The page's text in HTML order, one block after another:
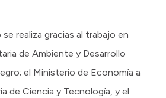
realiza gracias al trabajo en
de Ambiente y Desarrollo
el Ministerio de Economía a
de Ciencia y Tecnología, y el